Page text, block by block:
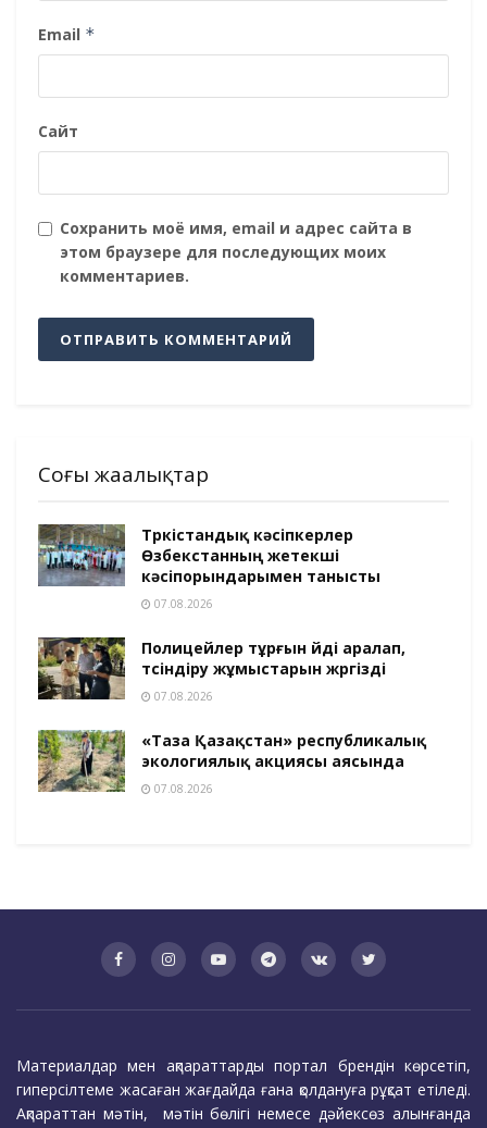
Email *
Сайт
Сохранить моё имя, email и адрес сайта в
этом браузере для последующих моих
комментариев.
Соңғы жаңалықтар
Түркістандық кәсіпкерлер
Өзбекстанның жетекші
кәсіпорындарымен танысты
07.08.2026
Полицейлер тұрғын үйді аралап,
түсіндіру жұмыстарын жүргізді
07.08.2026
«Таза Қазақстан» республикалық
экологиялық акциясы аясында
07.08.2026
Материалдар мен ақпараттарды портал брендін көрсетіп,
гиперсілтеме жасаған жағдайда ғана қолдануға рұқсат етіледі.
Ақпараттан мәтін, мәтін бөлігі немесе дәйексөз алынғанда